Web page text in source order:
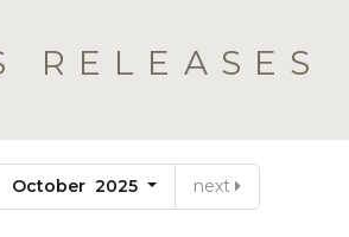
RELEASES
October 2025 next